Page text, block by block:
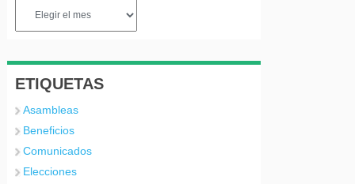
ETIQUETAS
Asambleas
Beneficios
Comunicados
Elecciones